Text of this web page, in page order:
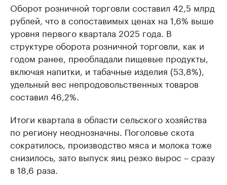
Оборот розничной торговли составил 42,5 млрд
рублей, что в сопоставимых ценах на 1,6% выше
уровня первого квартала 2025 года. В
структуре оборота розничной торговли, как и
годом ранее, преобладали пищевые продукты,
включая напитки, и табачные изделия (53,8%),
удельный вес непродовольственных товаров
составил 46,2%.
Итоги квартала в области сельского хозяйства
по региону неоднозначны. Поголовье скота
сократилось, производство мяса и молока тоже
снизилось, зато выпуск яиц резко вырос – сразу
в 18,6 раза.